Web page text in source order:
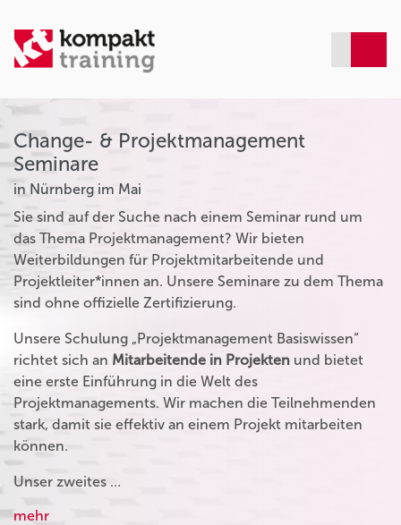
Change- & Projektmanagement
Seminare
in Nürnberg im Mai
Sie sind auf der Suche nach einem Seminar rund um
das Thema Projektmanagement? Wir bieten
Weiterbildungen für Projektmitarbeitende und
Projektleiter*innen an. Unsere Seminare zu dem Thema
sind ohne offizielle Zertifizierung.
Unsere Schulung „Projektmanagement Basiswissen“
richtet sich an Mitarbeitende in Projekten und bietet
eine erste Einführung in die Welt des
Projektmanagements. Wir machen die Teilnehmenden
stark, damit sie effektiv an einem Projekt mitarbeiten
können.
Unser zweites …
mehr